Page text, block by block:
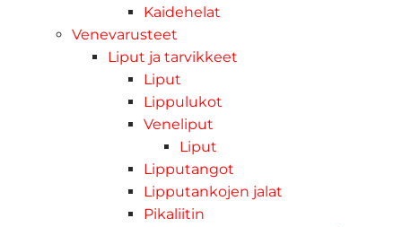
Kaidehelat
Venevarusteet
Liput ja tarvikkeet
Liput
Lippulukot
Veneliput
Liput
Lipputangot
Lipputankojen jalat
Pikaliitin